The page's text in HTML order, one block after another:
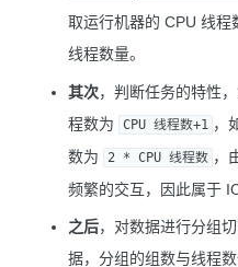
取运行机器的 CPU 线程
线程数量。
其次，判断任务的特性
程数为
CPU 线程数+1 ，
数为
2 * CPU 线程数 ，
频繁的交互，因此属于
之后，对数据进行分组
据，分组的组数与线程